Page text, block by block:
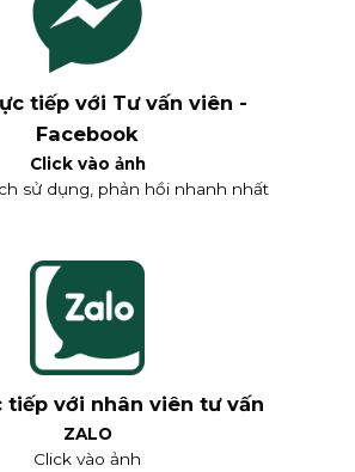
tiếp với Tư vấn viên -
Facebook
Click vào ảnh
sử dụng, phản hồi nhanh nhất
tiếp với nhân viên tư vấn
ZALO
Click vào ảnh